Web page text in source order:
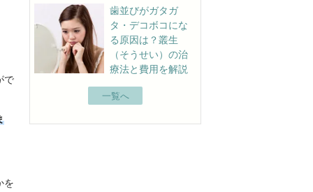
で
を
歯並びがガタガ
タ・デコボコにな
る原因は？叢生
（そうせい）の治
療法と費用を解説
一覧へ